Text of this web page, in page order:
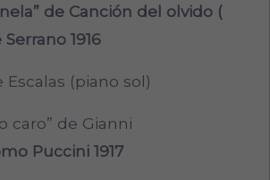
de Canción del olvido (
1916
(piano sol)
caro” de Gianni
Puccini 1917